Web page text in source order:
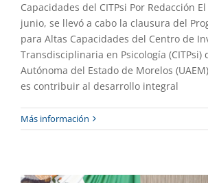
Capacidades del CITPsi Por Redacción
junio, se llevó a cabo la clausura del
para Altas Capacidades del Centro de
Transdisciplinaria en Psicología (CITPsi)
Autónoma del Estado de Morelos
es contribuir al desarrollo integral
Más información
Recibe académica
Gaceta UAEM No.521